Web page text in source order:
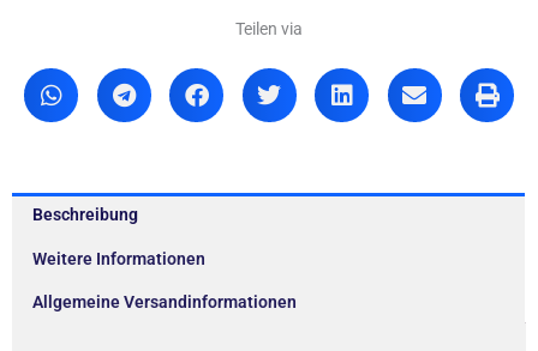
Teilen via
Beschreibung
Weitere Informationen
Allgemeine Versandinformationen